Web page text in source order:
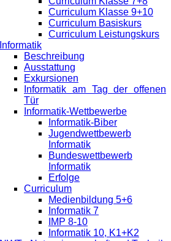
Curriculum Klasse 9+10
Curriculum Basiskurs
Curriculum Leistungskurs
Informatik
Beschreibung
Ausstattung
Exkursionen
Informatik am Tag der offenen
Tür
Informatik-Wettbewerbe
Informatik-Biber
Jugendwettbewerb
Informatik
Bundeswettbewerb
Informatik
Erfolge
Curriculum
Medienbildung 5+6
Informatik 7
IMP 8-10
Informatik 10, K1+K2